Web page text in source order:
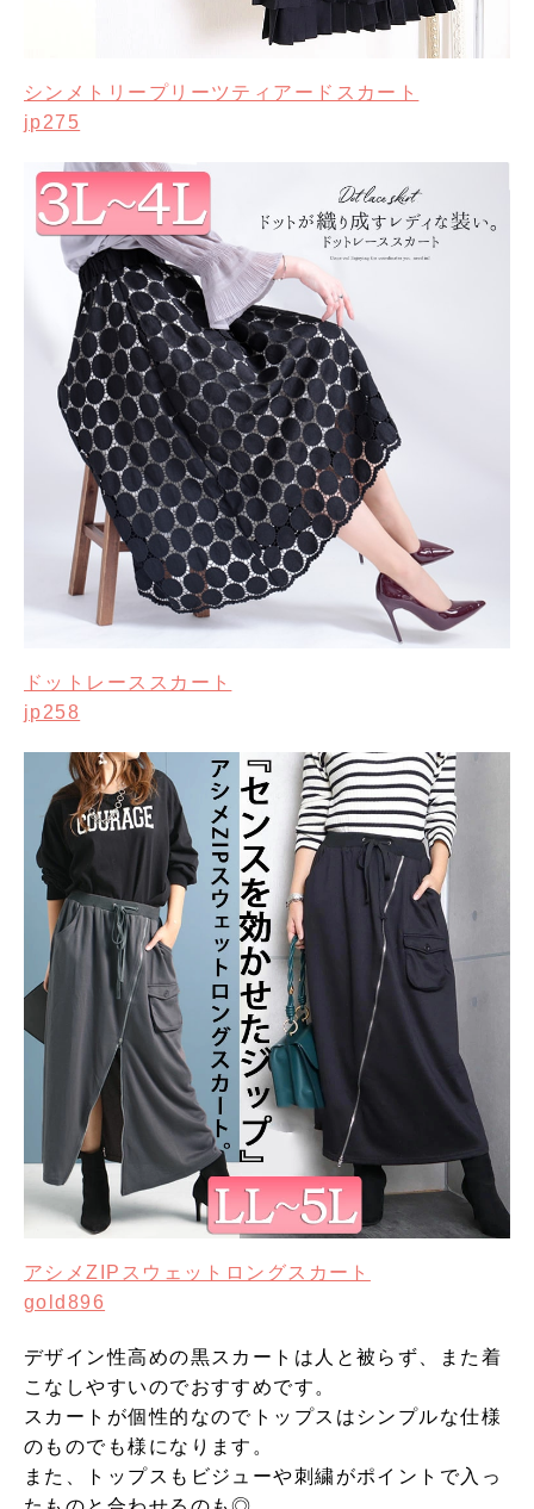
シンメトリープリーツティアードスカート
jp275
ドットレーススカート
jp258
アシメZIPスウェットロングスカート
gold896
デザイン性高めの黒スカートは人と被らず、また着
こなしやすいのでおすすめです。
スカートが個性的なのでトップスはシンプルな仕様
のものでも様になります。
また、トップスもビジューや刺繍がポイントで入っ